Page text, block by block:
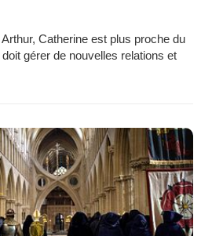
Catherine est plus proche du
gérer de nouvelles relations et